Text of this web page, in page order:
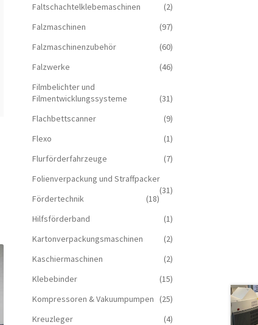
Faltschachtelklebemaschinen
(2)
Falzmaschinen
(97)
Falzmaschinenzubehör
(60)
Falzwerke
(46)
Filmbelichter und
Filmentwicklungssysteme
(31)
Flachbettscanner
(9)
Flexo
(1)
Flurförderfahrzeuge
(7)
Folienverpackung und Straffpacker
(31)
Fördertechnik
(18)
Hilfsförderband
(1)
Kartonverpackungsmaschinen
(2)
Kaschiermaschinen
(2)
Klebebinder
(15)
Kompressoren & Vakuum­pumpen
(25)
Kreuzleger
(4)